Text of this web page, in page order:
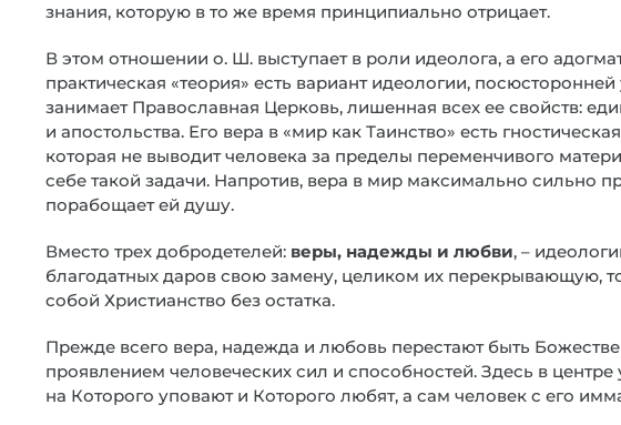
знания, которую в то же время принципиально отрицает.
В этом отношении о. Ш. выступает в роли идеолога, а его
практическая «теория» есть вариант идеологии, посюсторонней
занимает Православная Церковь, лишенная всех ее свойств:
и апостольства. Его вера в «мир как Таинство» есть
которая не выводит человека за пределы переменчивого
себе такой задачи. Напротив, вера в мир максимально сильно
порабощает ей душу.
Вместо трех добродетелей: веры, надежды и любви, –
благодатных даров свою замену, целиком их перекрывающую,
собой Христианство без остатка.
Прежде всего вера, надежда и любовь перестают быть
проявлением человеческих сил и способностей. Здесь в
на Которого уповают и Которого любят, а сам человек с его